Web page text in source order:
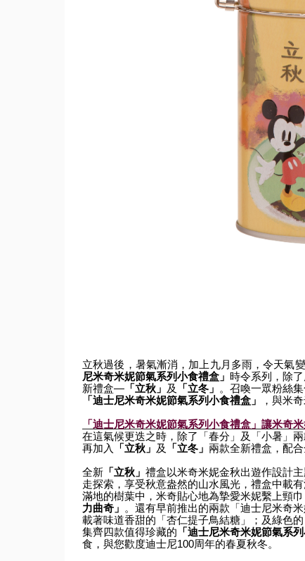
立秋過後，暑氣漸消，加上九月多雨，令天氣
尼米奇米妮節氣系列小食禮盒」 時令系列，除
新禮盒— 「立秋」 及 「立冬」 。召喚一眾粉絲
「迪士尼米奇米妮節氣系列小食禮盒」
， 與米
「迪士尼米奇米妮節氣系列小食禮盒」讓米奇
在這氣候更迭之時，除了「春分」及「小暑」兩
再加入
「立秋」 及 「立冬」 兩款全新禮盒，配
全新 「立秋」 禮盒以米奇米妮金秋出遊作設計主
走探索， 享受秋意盎然的山水風光，禮盒中載
滿地的樹葉中， 米奇貼心地為摯愛米妮繫上頸
力曲奇」
。還有早前推出的兩款「迪士尼米奇
載著味道香甜的「杏仁提子鳥結糖」；及綠色的
集齊四款值得珍藏的 「迪士尼米奇米妮節氣系列
食，與您歡度迪士尼100周年的春夏秋冬。